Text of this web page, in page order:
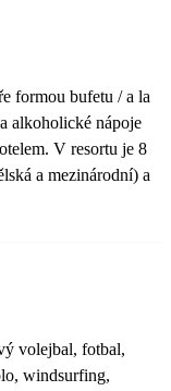
formou bufetu / a la
alkoholické nápoje
V resortu je 8
a mezinárodní) a
volejbal, fotbal,
windsurfing,